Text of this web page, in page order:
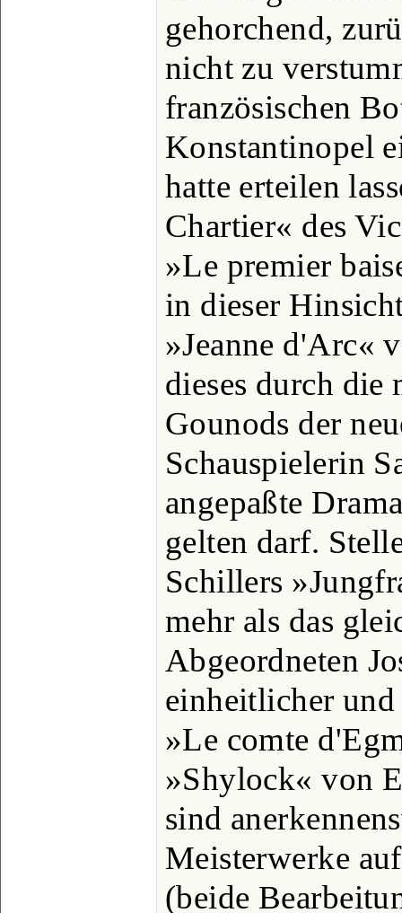
gehorchend,
nicht zu
französischen
Konstantinopel
hatte erteilen
Chartier« des
»Le premier
in dieser
»Jeanne d'Arc«
dieses durch die
Gounods der
Schauspielerin
angepaßte
gelten darf.
Schillers
mehr als das
Abgeordneten
einheitlicher
»Le comte
»Shylock« von
sind
Meisterwerke
(beide